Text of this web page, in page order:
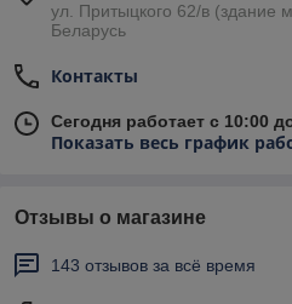
ул. Притыцкого 62/в (здание
Беларусь
Контакты
Сегодня работает с 10:00
Показать весь график
Отзывы о магазине
143 отзывов за всё время